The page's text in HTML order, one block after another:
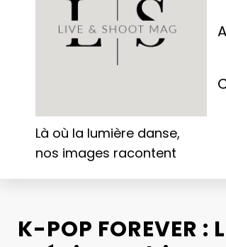
Là où la lumière danse,
nos images racontent
K-POP FOREVER :